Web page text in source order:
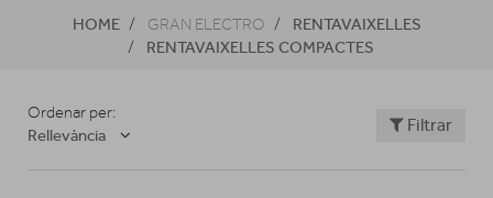
HOME GRAN ELECTRO
RENTAVAIXELLES
RENTAVAIXELLES COMPACTES
Ordenar per:
Rellevància
Filtrar